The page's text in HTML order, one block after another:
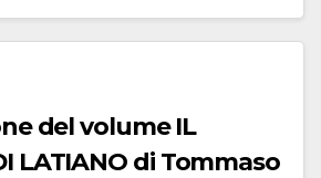
del volume IL
LATIANO di Tommaso